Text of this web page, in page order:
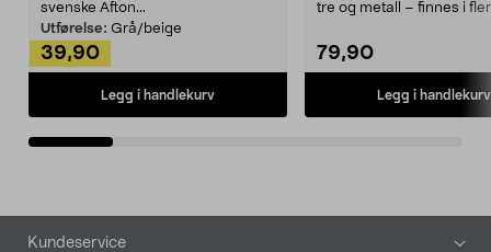
svenske Afton...
Utførelse: Grå/beige
39,90
Legg i handlekurv
tre og metall – finnes i
79,90
Legg i handlekurv
Bunntekst
Kundeservice